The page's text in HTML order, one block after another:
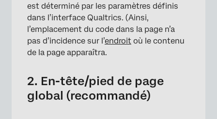
est déterminé par les paramètres définis
dans l’interface Qualtrics. (Ainsi,
l’emplacement du code dans la page n’a
pas d’incidence sur l’endroit où le contenu
de la page apparaîtra.
2. En-tête/pied de page
global (recommandé)